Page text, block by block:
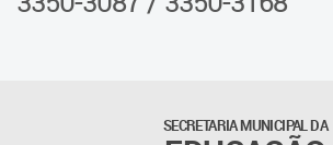
SECRETARIA MUNICIPAL DA